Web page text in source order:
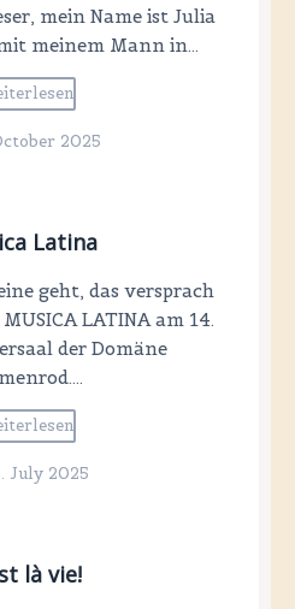
mein Name ist Julia
meinem Mann in…
2025
Latina
geht, das versprach
LATINA am 14.
der Domäne
July 2025
là vie!